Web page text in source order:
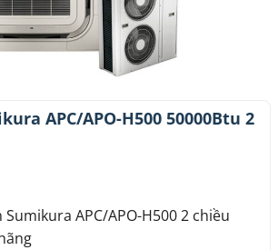
APC/APO-H500 50000Btu 2
APC/APO-H500 2 chiều